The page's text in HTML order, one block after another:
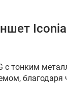
с тонким